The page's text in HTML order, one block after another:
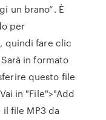
un brano“. È
per
quindi fare clic
Sarà in formato
questo file
in "File">"Add
file MP3 da